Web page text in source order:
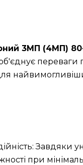
3МП (4МП)
переваги
Завдяки
при